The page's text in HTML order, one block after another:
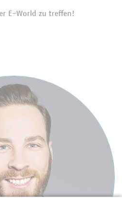
E-World zu treffen!